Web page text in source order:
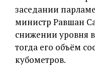
заседании
министр Равшан
снижении уровня
тогда его объём
кубометров.